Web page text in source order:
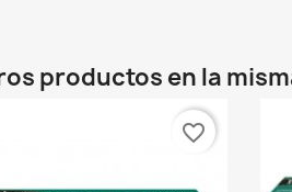
productos en la
favorite_border